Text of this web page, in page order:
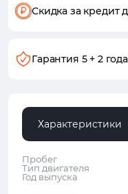
Скидка за кредит
Гарантия 5 + 2 года
Характеристики
Пробег
Тип двигателя
Год выпуска